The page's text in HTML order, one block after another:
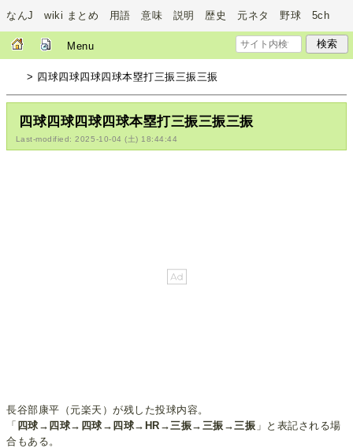
なんJ wiki まとめ 用語 意味 説明 歴史 元ネタ 野球 5ch
Menu
> 四球四球四球四球本塁打三振三振三振
四球四球四球四球本塁打三振三振三振
Last-modified: 2025-10-04 (土) 18:44:44
長谷部康平（元楽天）が残した投球内容。
「 四球→四球→四球→四球→HR→三振→三振→三振 」と表記される場
合もある。